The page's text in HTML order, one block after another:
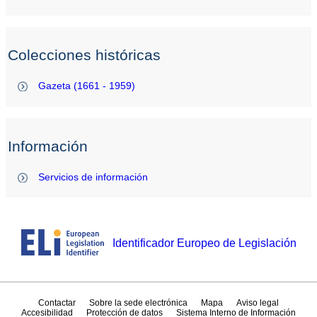
Colecciones históricas
Gazeta (1661 - 1959)
Información
Servicios de información
Identificador Europeo de Legislación
Contactar Sobre la sede electrónica Mapa
Aviso legal
Accesibilidad
Protección de datos Sistema Interno de Información